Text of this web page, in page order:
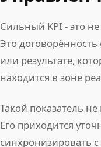
Сильный KPI - это
Это
или результате,
находится в зоне
Такой показатель
Его приходится
синхронизировать